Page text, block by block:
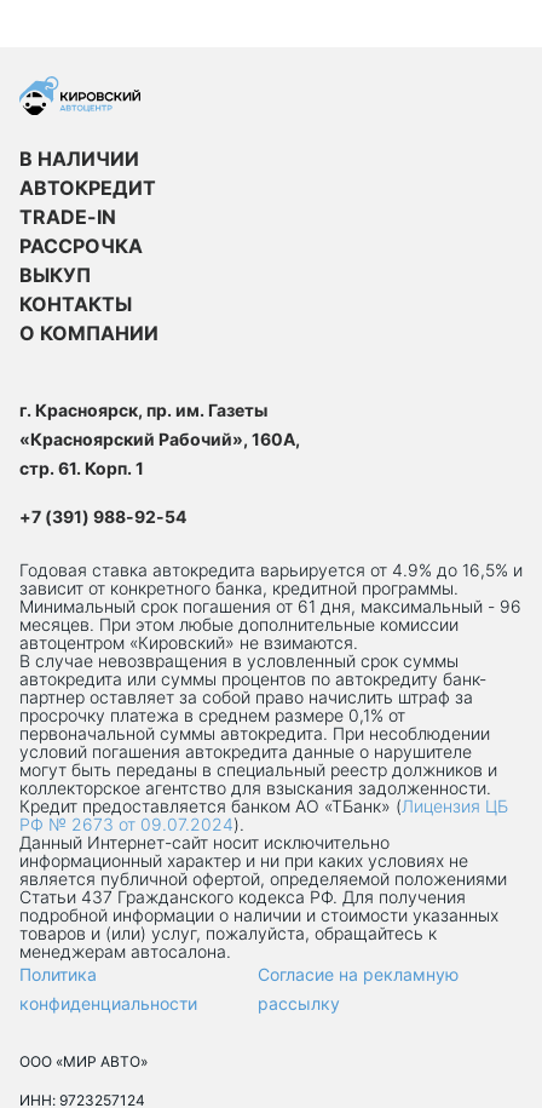
В НАЛИЧИИ
АВТОКРЕДИТ
TRADE-IN
РАССРОЧКА
ВЫКУП
КОНТАКТЫ
О КОМПАНИИ
г. Красноярск, пр. им. Газеты
«Красноярский Рабочий», 160А,
стр. 61. Корп. 1
+7 (391) 988-92-54
Годовая ставка автокредита варьируется от 4.9% до 16,5% и
зависит от конкретного банка, кредитной программы.
Минимальный срок погашения от 61 дня, максимальный - 96
месяцев. При этом любые дополнительные комиссии
автоцентром «Кировский» не взимаются.
В случае невозвращения в условленный срок суммы
автокредита или суммы процентов по автокредиту банк-
партнер оставляет за собой право начислить штраф за
просрочку платежа в среднем размере 0,1% от
первоначальной суммы автокредита. При несоблюдении
условий погашения автокредита данные о нарушителе
могут быть переданы в специальный реестр должников и
коллекторское агентство для взыскания задолженности.
Кредит предоставляется банком АО «ТБанк» (Лицензия ЦБ
РФ № 2673 от 09.07.2024).
Данный Интернет-сaйт носит исключительно
информационный характер и ни при каких условиях не
является публичной офертой, определяемой положениями
Статьи 437 Гражданского кодекса РФ. Для получения
подробной информации о наличии и стоимости указанных
товаров и (или) услуг, пожалуйста, обращайтесь к
менеджерам автосалона.
Политика
конфиденциальности
Согласие на рекламную
рассылку
ООО «МИР АВТО»
ИНН: 9723257124